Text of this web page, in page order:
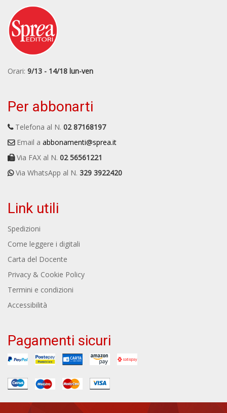
Orari: 9/13 - 14/18 lun-ven
Per abbonarti
Telefona al N. 02 87168197
Email a abbonamenti@sprea.it
Via FAX al N. 02 56561221
Via WhatsApp al N. 329 3922420
Link utili
Spedizioni
Come leggere i digitali
Carta del Docente
Privacy & Cookie Policy
Termini e condizioni
Accessibilità
Pagamenti sicuri